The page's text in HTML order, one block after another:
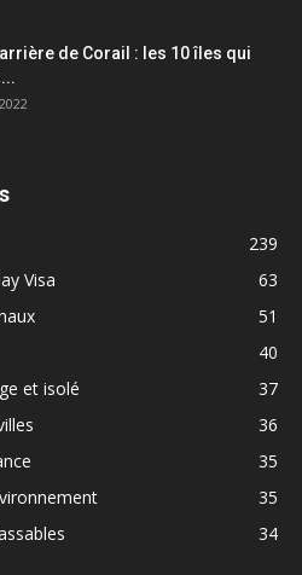
de Corail : les 10 îles qui
239
Visa
63
51
40
et isolé
37
36
35
35
34